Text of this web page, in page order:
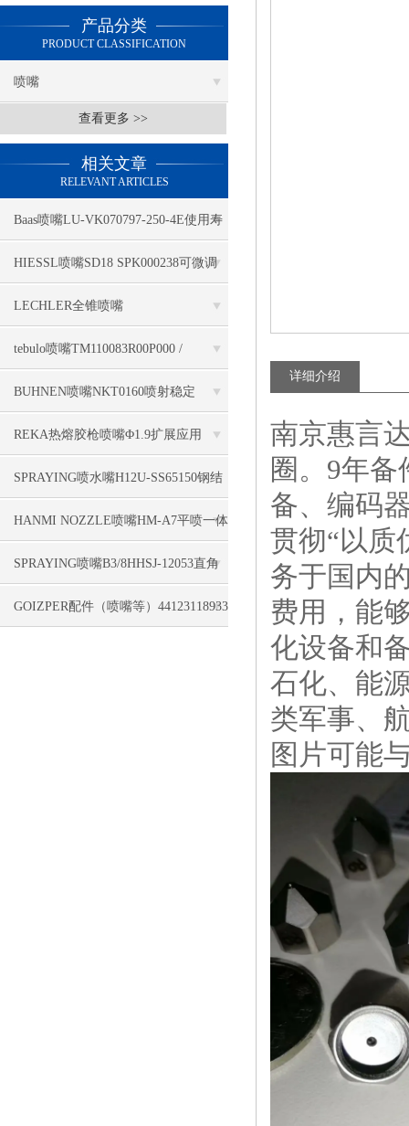
产品分类
PRODUCT CLASSIFICATION
喷嘴
查看更多 >>
相关文章
RELEVANT ARTICLES
Baas喷嘴LU-VK070797-250-4E使用寿
命长
HIESSL喷嘴SD18 SPK000238可微调
的液量
LECHLER全锥喷嘴
490.886.1Y.CG.00.0角度固定
tebulo喷嘴TM110083R00P000 /
TB000440环境
BUHNEN喷嘴NKT0160喷射稳定
REKA热熔胶枪喷嘴Φ1.9扩展应用
SPRAYING喷水嘴H12U-SS65150钢结
构
HANMI NOZZLE喷嘴HM-A7平喷一体
式设计
SPRAYING喷嘴B3/8HHSJ-12053直角
安装
GOIZPER配件（喷嘴等）44123118933
详细介绍
南京惠言
圈。9年
备、编码
贯彻“以质
务于国内
费用，能
化设备和
石化、能
类军事、
图片可能